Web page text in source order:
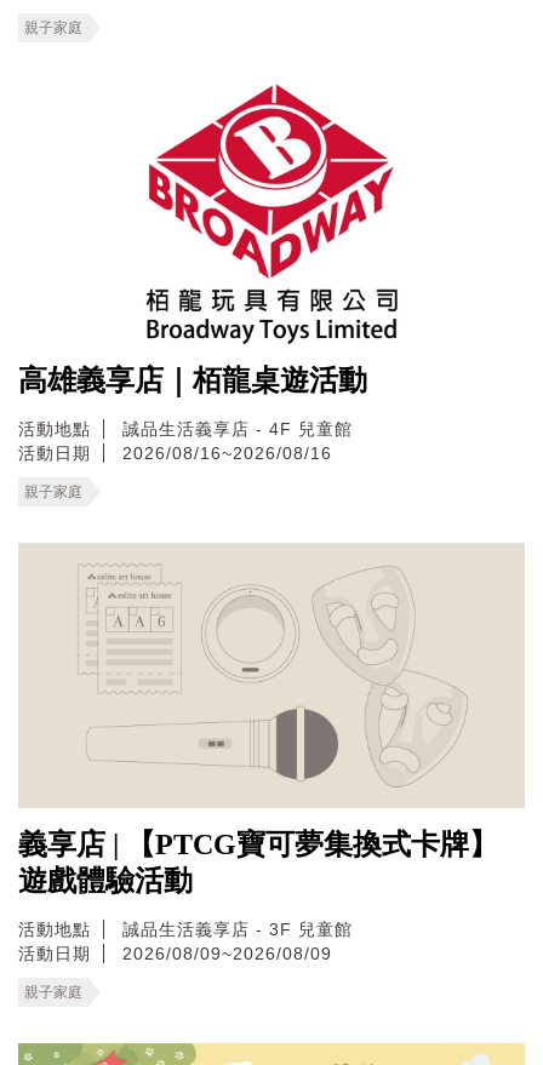
親子家庭
高雄義享店｜栢龍桌遊活動
活動地點
誠品生活義享店 - 4F 兒童館
活動日期
2026/08/16~2026/08/16
親子家庭
義享店 | 【PTCG寶可夢集換式卡牌】
遊戲體驗活動
活動地點
誠品生活義享店 - 3F 兒童館
活動日期
2026/08/09~2026/08/09
親子家庭